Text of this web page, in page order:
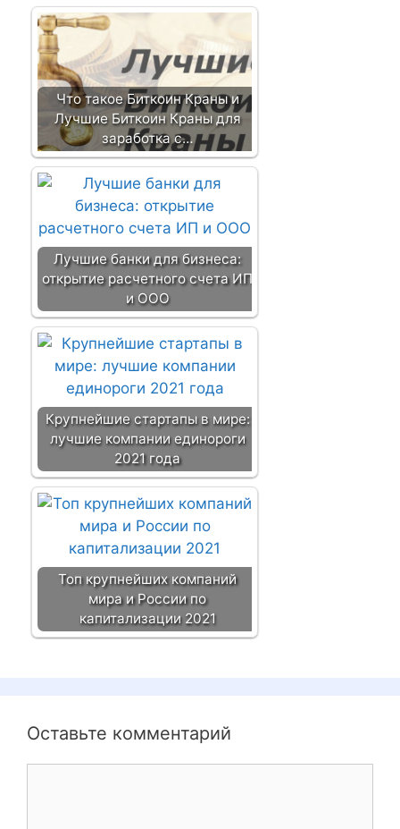
Что такое Биткоин Краны и
Лучшие Биткоин Краны для
заработка с…
Лучшие банки для бизнеса:
открытие расчетного счета ИП
и ООО
Крупнейшие стартапы в мире:
лучшие компании единороги
2021 года
Топ крупнейших компаний
мира и России по
капитализации 2021
Оставьте комментарий